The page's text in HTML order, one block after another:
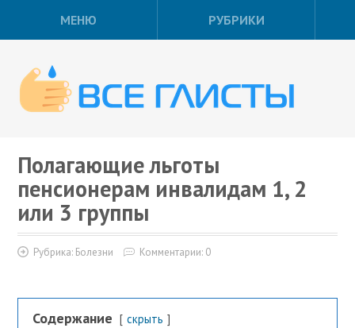
МЕНЮ РУБРИКИ
Полагающие льготы
пенсионерам инвалидам 1, 2
или 3 группы
Рубрика: Болезни Комментарии: 0
Содержание скрыть